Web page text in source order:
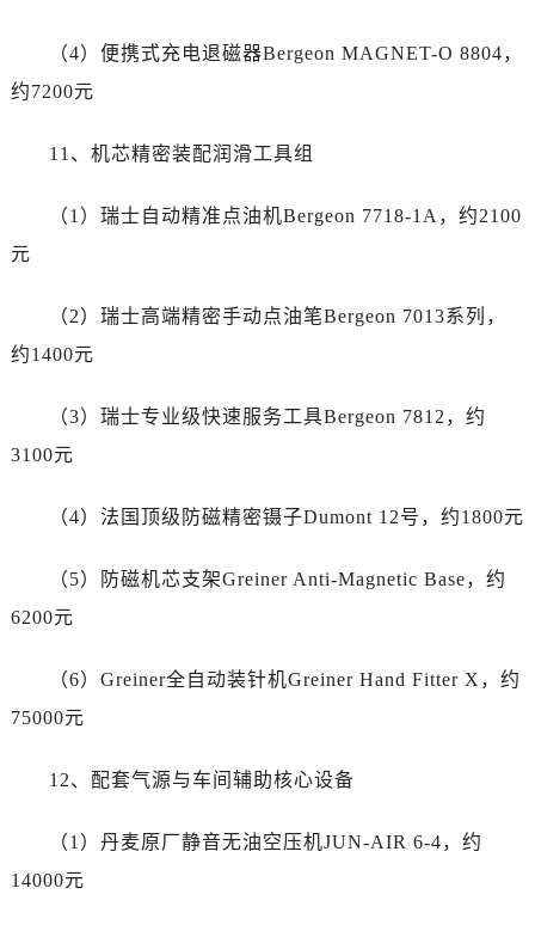
云南省昭通市昭阳区青年路劳力士售后服务中心（需提前预约）
浙江省温州市鹿城区锦绣路1067号置信广场10层1015室劳力士售后服务中心（需提前预约）
广东省佛山市禅城区季华五路57号万科金融中心C座12层1205室劳力士售后服务中心（需提前预约）
江苏省南通市崇川区工农路57号圆融广场写字楼16层1603室劳力士售后服务中心（需提前预约）
福建省泉州市丰泽区宝洲路729号浦西万达中心写字楼A座7楼709室劳力士售后服务中心（需提前预约）
云南省昆明市盘龙区北京路928号同德昆明广场写字楼10层06室劳力士售后服务中心（需提前预约）
（4）便携式充电退磁器Bergeon MAGNET-O 8804，
约7200元
11、机芯精密装配润滑工具组
（1）瑞士自动精准点油机Bergeon 7718-1A，约2100
元
（2）瑞士高端精密手动点油笔Bergeon 7013系列，
约1400元
（3）瑞士专业级快速服务工具Bergeon 7812，约
3100元
（4）法国顶级防磁精密镊子Dumont 12号，约1800元
（5）防磁机芯支架Greiner Anti-Magnetic Base，约
6200元
（6）Greiner全自动装针机Greiner Hand Fitter X，约
75000元
12、配套气源与车间辅助核心设备
（1）丹麦原厂静音无油空压机JUN-AIR 6-4，约
14000元